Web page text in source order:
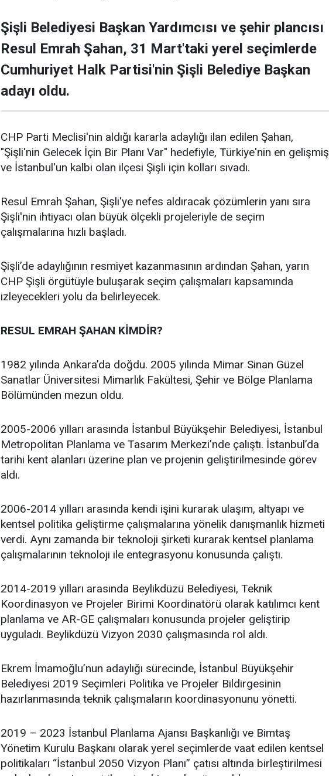
Şişli Belediyesi Başkan Yardımcısı ve şehir plancısı
Resul Emrah Şahan, 31 Mart'taki yerel seçimlerde
Cumhuriyet Halk Partisi'nin Şişli Belediye Başkan
adayı oldu.
CHP Parti Meclisi'nin aldığı kararla adaylığı ilan edilen Şahan,
"Şişli'nin Gelecek İçin Bir Planı Var" hedefiyle, Türkiye'nin en gelişmiş
ve İstanbul'un kalbi olan ilçesi Şişli için kolları sıvadı.
Resul Emrah Şahan, Şişli'ye nefes aldıracak çözümlerin yanı sıra
Şişli'nin ihtiyacı olan büyük ölçekli projeleriyle de seçim
çalışmalarına hızlı başladı.
Şişli’de adaylığının resmiyet kazanmasının ardından Şahan, yarın
CHP Şişli örgütüyle buluşarak seçim çalışmaları kapsamında
izleyecekleri yolu da belirleyecek.
RESUL EMRAH ŞAHAN KİMDİR?
1982 yılında Ankara’da doğdu. 2005 yılında Mimar Sinan Güzel
Sanatlar Üniversitesi Mimarlık Fakültesi, Şehir ve Bölge Planlama
Bölümünden mezun oldu.
2005-2006 yılları arasında İstanbul Büyükşehir Belediyesi, İstanbul
Metropolitan Planlama ve Tasarım Merkezi’nde çalıştı. İstanbul’da
tarihi kent alanları üzerine plan ve projenin geliştirilmesinde görev
aldı.
2006-2014 yılları arasında kendi işini kurarak ulaşım, altyapı ve
kentsel politika geliştirme çalışmalarına yönelik danışmanlık hizmeti
verdi. Aynı zamanda bir teknoloji şirketi kurarak kentsel planlama
çalışmalarının teknoloji ile entegrasyonu konusunda çalıştı.
2014-2019 yılları arasında Beylikdüzü Belediyesi, Teknik
Koordinasyon ve Projeler Birimi Koordinatörü olarak katılımcı kent
planlama ve AR-GE çalışmaları konusunda projeler geliştirip
uyguladı. Beylikdüzü Vizyon 2030 çalışmasında rol aldı.
Ekrem İmamoğlu’nun adaylığı sürecinde, İstanbul Büyükşehir
Belediyesi 2019 Seçimleri Politika ve Projeler Bildirgesinin
hazırlanmasında teknik çalışmaların koordinasyonunu yönetti.
2019 – 2023 İstanbul Planlama Ajansı Başkanlığı ve Bimtaş
Yönetim Kurulu Başkanı olarak yerel seçimlerde vaat edilen kentsel
politikaları “İstanbul 2050 Vizyon Planı” çatısı altında birleştirilmesi